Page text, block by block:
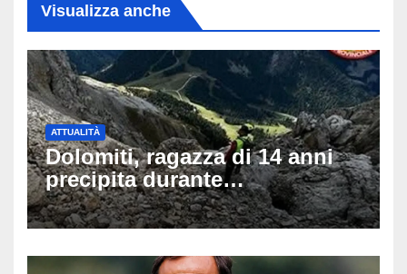
Visualizza anche
ATTUALITÀ
Dolomiti, ragazza di 14 anni
precipita durante
un’escursione: tragedia sul
Latemar davanti alla famiglia